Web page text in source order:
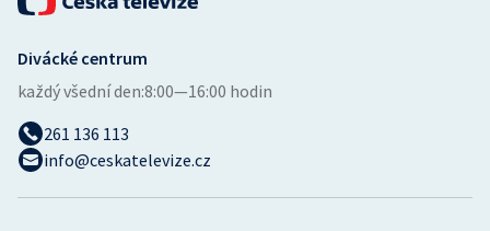
Divácké centrum
každý všední den:8:00—16:00 hodin
261 136 113
info@ceskatelevize.cz